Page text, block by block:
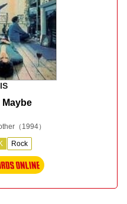
Maybe
（1994）
Rock